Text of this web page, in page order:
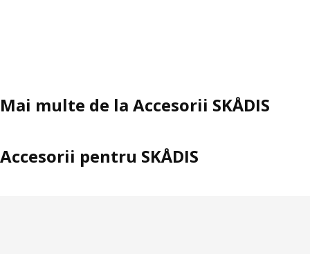
Mai multe de la Accesorii SKÅDIS
Accesorii pentru SKÅDIS